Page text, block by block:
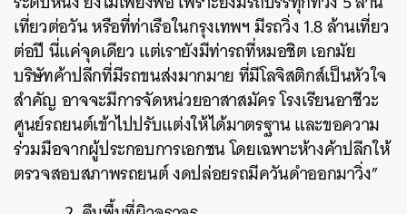
เที่ยวต่อวัน หรือที่ท่าเรือในกรุงเทพฯ มีรถวิ่ง 1.8 ล้านเที่ยว
ต่อปี นี่แค่จุดเดียว แต่เรายังมีท่ารถที่หมอชิต เอกมัย
บริษัทค้าปลีกที่มีรถขนส่งมากมาย ที่มีโลจิสติกส์เป็นหัวใจ
สำคัญ อาจจะมีการจัดหน่วยอาสาสมัคร โรงเรียนอาชีวะ
ศูนย์รถยนต์เข้าไปปรับแต่งให้ได้มาตรฐาน และขอความ
ร่วมมือจากผู้ประกอบการเอกชน โดยเฉพาะห้างค้าปลีกให้
ตรวจสอบสภาพรถยนต์ งดปล่อยรถมีควันดำออกมาวิ่ง”